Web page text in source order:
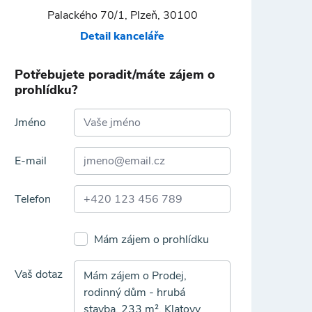
Palackého 70/1, Plzeň, 30100
Detail kanceláře
Potřebujete poradit/máte zájem o
prohlídku?
Jméno
E-mail
Telefon
Mám zájem o prohlídku
Vaš dotaz